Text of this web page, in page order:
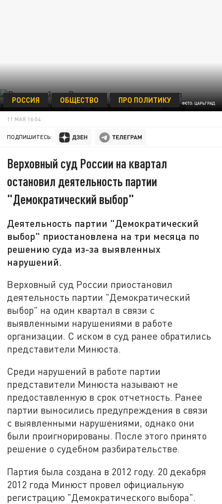
ФОТО: ЦАРЬГРАД
РОССИЯ ОБЩЕСТВО ПРО ПОЛИТИКУ
11 МАЯ 16:04
ПОДПИШИТЕСЬ:
Верховный суд России на квартал
остановил деятельность партии
"Демократический выбор"
Деятельность партии "Демократический
выбор" приостановлена на три месяца по
решению суда из-за выявленных
нарушений.
Верховный суд России приостановил
деятельность партии "Демократический
выбор" на один квартал в связи с
выявленными нарушениями в работе
организации. С иском в суд ранее обратились
представители Минюста.
Среди нарушений в работе партии
представители Минюста называют не
предоставленную в срок отчетность. Ранее
партии выносились предупреждения в связи
с выявленными нарушениями, однако они
были проигнорированы. После этого принято
решение о судебном разбирательстве.
Партия была создана в 2012 году. 20 декабря
2012 года Минюст провел официальную
регистрацию "Демократического выбора".